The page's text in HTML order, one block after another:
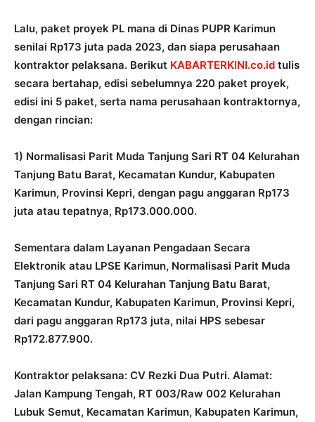
Lalu, paket proyek PL mana di Dinas PUPR Karimun
senilai Rp173 juta pada 2023, dan siapa perusahaan
kontraktor pelaksana. Berikut KABARTERKINI.co.id tulis
secara bertahap, edisi sebelumnya 220 paket proyek,
edisi ini 5 paket, serta nama perusahaan kontraktornya,
dengan rincian:
1) Normalisasi Parit Muda Tanjung Sari RT 04 Kelurahan
Tanjung Batu Barat, Kecamatan Kundur, Kabupaten
Karimun, Provinsi Kepri, dengan pagu anggaran Rp173
juta atau tepatnya, Rp173.000.000.
Sementara dalam Layanan Pengadaan Secara
Elektronik atau LPSE Karimun, Normalisasi Parit Muda
Tanjung Sari RT 04 Kelurahan Tanjung Batu Barat,
Kecamatan Kundur, Kabupaten Karimun, Provinsi Kepri,
dari pagu anggaran Rp173 juta, nilai HPS sebesar
Rp172.877.900.
Kontraktor pelaksana: CV Rezki Dua Putri. Alamat:
Jalan Kampung Tengah, RT 003/Raw 002 Kelurahan
Lubuk Semut, Kecamatan Karimun, Kabupaten Karimun,